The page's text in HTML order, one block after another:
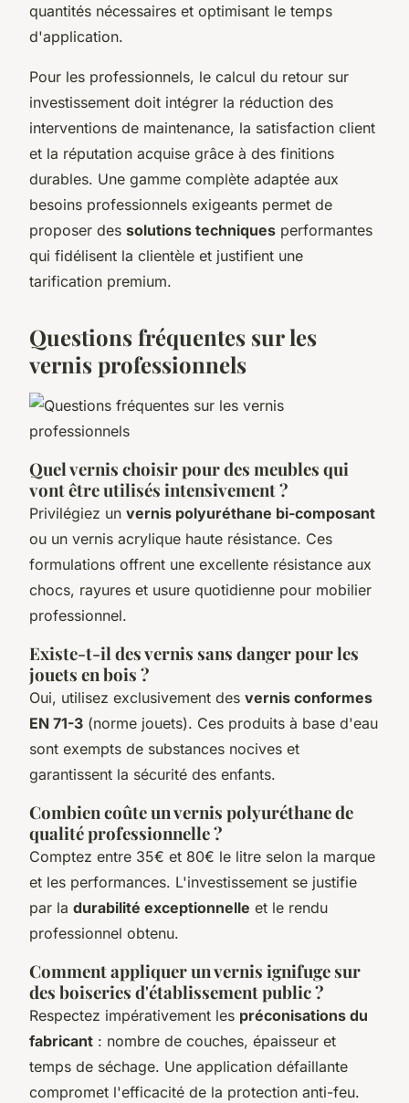
quantités nécessaires et optimisant le temps
d'application.
Pour les professionnels, le calcul du retour sur
investissement doit intégrer la réduction des
interventions de maintenance, la satisfaction client
et la réputation acquise grâce à des finitions
durables. Une gamme complète adaptée aux
besoins professionnels exigeants permet de
proposer des solutions techniques performantes
qui fidélisent la clientèle et justifient une
tarification premium.
Questions fréquentes sur les
vernis professionnels
Quel vernis choisir pour des meubles qui
vont être utilisés intensivement ?
Privilégiez un vernis polyuréthane bi-composant
ou un vernis acrylique haute résistance. Ces
formulations offrent une excellente résistance aux
chocs, rayures et usure quotidienne pour mobilier
professionnel.
Existe-t-il des vernis sans danger pour les
jouets en bois ?
Oui, utilisez exclusivement des vernis conformes
EN 71-3 (norme jouets). Ces produits à base d'eau
sont exempts de substances nocives et
garantissent la sécurité des enfants.
Combien coûte un vernis polyuréthane de
qualité professionnelle ?
Comptez entre 35€ et 80€ le litre selon la marque
et les performances. L'investissement se justifie
par la durabilité exceptionnelle et le rendu
professionnel obtenu.
Comment appliquer un vernis ignifuge sur
des boiseries d'établissement public ?
Respectez impérativement les préconisations du
fabricant : nombre de couches, épaisseur et
temps de séchage. Une application défaillante
compromet l'efficacité de la protection anti-feu.